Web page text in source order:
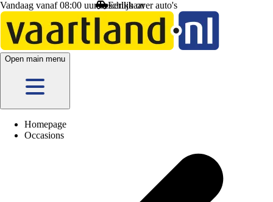
Vandaag vanaf 08:00 uur beschikbaar
Open main menu
Homepage
Occasions